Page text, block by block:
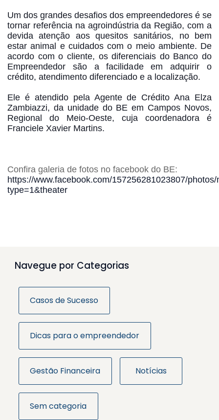
Um dos grandes desafios dos empreendedores é se
tornar referência na agroindústria da Região, com a
devida atenção aos quesitos sanitários, no bem
estar animal e cuidados com o meio ambiente. De
acordo com o cliente, os diferenciais do Banco do
Empreendedor são a facilidade em adquirir o
crédito, atendimento diferenciado e a localização.
Ele é atendido pela Agente de Crédito Ana Elza
Zambiazzi, da unidade do BE em Campos Novos,
Regional do Meio-Oeste, cuja coordenadora é
Franciele Xavier Martins.
Confira galeria de fotos no facebook do BE:
https://www.facebook.com/157256281023807/
type=1&theater
Navegue por Categorias
Casos de Sucesso
Dicas para o empreendedor
Gestão Financeira Notícias
Sem categoria